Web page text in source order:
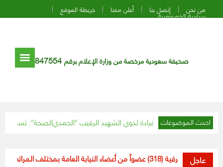
من نحن إتصل بنا أعلن معنا خريطة الموقع
سياسة الخصوصية
صحيفة سعودية مرخصة من وزارة الإعلام برقم 847554
احدث الموضوعات “الصحة”: تسجيل 8 وفيات و181 إصابة جديدة بفيروس “كورونا” وشفاء 160 حالة
عاجل
أمر ملكي بترقية (318) عضواً من أعضاء النيابة العامة بمختلف المراتب